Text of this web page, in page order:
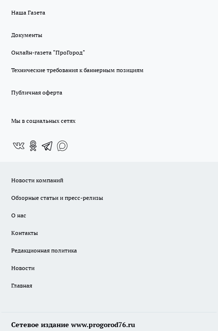
Наша Газета
Документы
Онлайн-газета "ПроГород"
Технические требования к баннерным позициям
Публичная оферта
Мы в социальных сетях
Новости компаний
Обзорные статьи и пресс-релизы
О нас
Контакты
Редакционная политика
Новости
Главная
Сетевое издание www.progorod76.ru